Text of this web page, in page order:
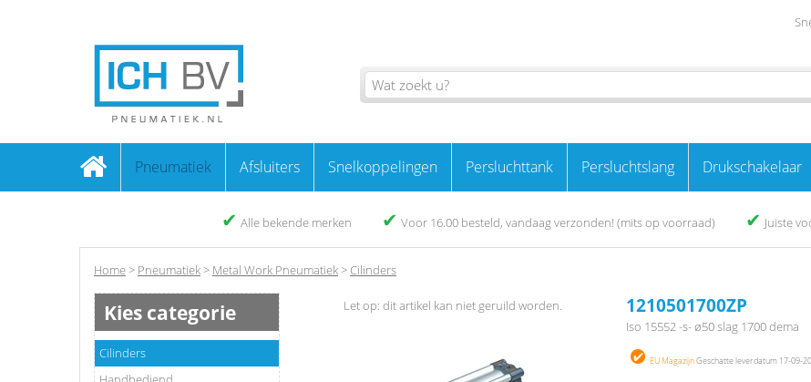
Pneumatiek Afsluiters Snelkoppelingen Persluchttank Persluchtslang Drukschakelaar
✔ Alle bekende merken ✔ Voor 16.00 besteld, vandaag verzonden! (mits op voorraad) ✔ Juiste
Home> Pneumatiek> Metal Work Pneumatiek> Cilinders
Kies categorie
Cilinders
Let op: dit artikel kan niet geruild worden. 1210501700ZP
Iso 15552 -s- ø50 slag 1700 dema
EU MagazijnGeschatte leverdatum 17-09-